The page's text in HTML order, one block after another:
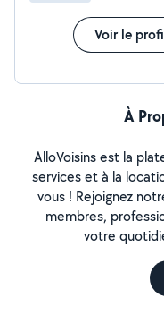
Voir le
À
AlloVoisins est la
services et à la
vous ! Rejoignez
membres,
votre